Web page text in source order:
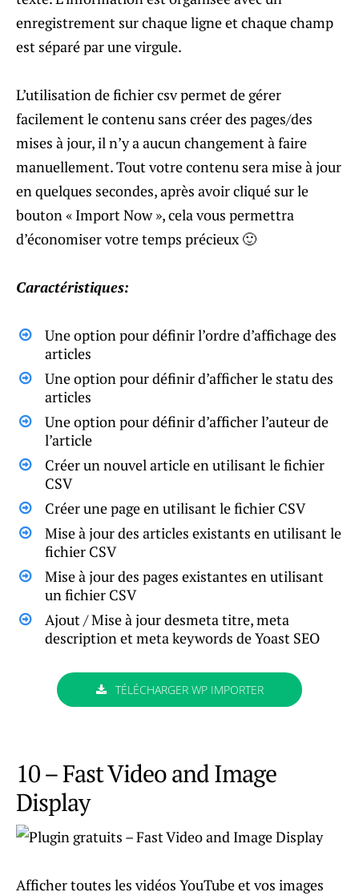
enregistrement sur chaque ligne et chaque champ
est séparé par une virgule.
L’utilisation de fichier csv permet de gérer
facilement le contenu sans créer des pages/des
mises à jour, il n’y a aucun changement à faire
manuellement. Tout votre contenu sera mise à jour
en quelques secondes, après avoir cliqué sur le
bouton « Import Now », cela vous permettra
d’économiser votre temps précieux 🙂
Caractéristiques:
Une option pour définir l’ordre d’affichage des
articles
Une option pour définir d’afficher le statu des
articles
Une option pour définir d’afficher l’auteur de
l’article
Créer un nouvel article en utilisant le fichier
CSV
Créer une page en utilisant le fichier CSV
Mise à jour des articles existants en utilisant le
fichier CSV
Mise à jour des pages existantes en utilisant
un fichier CSV
Ajout / Mise à jour desmeta titre, meta
description et meta keywords de Yoast SEO
TÉLÉCHARGER WP IMPORTER
10 – Fast Video and Image
Display
Afficher toutes les vidéos YouTube et vos images